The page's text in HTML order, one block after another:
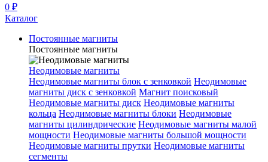
0 ₽
Каталог
Постоянные магниты
Постоянные магниты
Неодимовые магниты
Неодимовые магниты блок с зенковкой Неодимовые
магниты диск с зенковкой Магнит поисковый
Неодимовые магниты диск Неодимовые магниты
кольца Неодимовые магниты блоки Неодимовые
магниты цилиндрические Неодимовые магниты малой
мощности Неодимовые магниты большой мощности
Неодимовые магниты прутки Неодимовые магниты
сегменты